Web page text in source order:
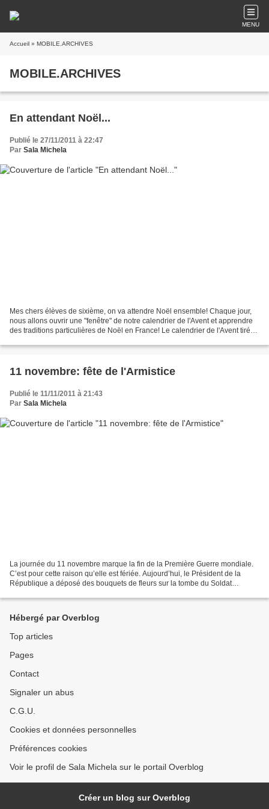
MENU
Accueil » MOBILE.ARCHIVES
MOBILE.ARCHIVES
En attendant Noël...
Publié le 27/11/2011 à 22:47
Par Sala Michela
Mes chers élèves de sixième, on va attendre Noël ensemble! Chaque jour,
nous allons ouvrir une "fenêtre" de notre calendrier de l'Avent et apprendre
des traditions particulières de Noël en France! Le calendrier de l'Avent tiré
11 novembre: fête de l'Armistice
Publié le 11/11/2011 à 21:43
Par Sala Michela
La journée du 11 novembre marque la fin de la Première Guerre mondiale.
C’est pour cette raison qu’elle est fériée. Aujourd’hui, le Président de la
République a déposé des bouquets de fleurs sur la tombe du Soldat
Hébergé par Overblog
Top articles
Pages
Contact
Signaler un abus
C.G.U.
Cookies et données personnelles
Préférences cookies
Voir le profil de Sala Michela sur le portail Overblog
Créer un blog sur Overblog